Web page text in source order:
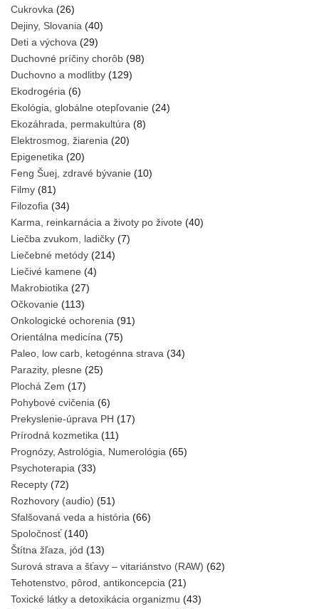
Cukrovka (26)
Dejiny, Slovania (40)
Deti a výchova (29)
Duchovné príčiny chorôb (98)
Duchovno a modlitby (129)
Ekodrogéria (6)
Ekológia, globálne otepľovanie (24)
Ekozáhrada, permakultúra (8)
Elektrosmog, žiarenia (20)
Epigenetika (20)
Feng Šuej, zdravé bývanie (10)
Filmy (81)
Filozofia (34)
Karma, reinkarnácia a životy po živote (40)
Liečba zvukom, ladičky (7)
Liečebné metódy (214)
Liečivé kamene (4)
Makrobiotika (27)
Očkovanie (113)
Onkologické ochorenia (91)
Orientálna medicína (75)
Paleo, low carb, ketogénna strava (34)
Parazity, plesne (25)
Plochá Zem (17)
Pohybové cvičenia (6)
Prekyslenie-úprava PH (17)
Prírodná kozmetika (11)
Prognózy, Astrológia, Numerológia (65)
Psychoterapia (33)
Recepty (72)
Rozhovory (audio) (51)
Sfalšovaná veda a história (66)
Spoločnosť(140)
Štítna žľaza, jód (13)
Surová strava a šťavy – vitariánstvo (RAW) (62)
Tehotenstvo, pôrod, antikoncepcia (21)
Toxické látky a detoxikácia organizmu (43)